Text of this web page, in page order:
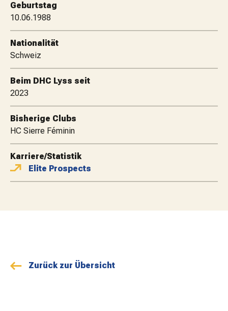
AKTUELLES
SPONSOREN
KONTAKT
Geburtstag
10.06.1988
Nationalität
Schweiz
Beim DHC Lyss seit
2023
Bisherige Clubs
HC Sierre Féminin
Karriere/Statistik
Elite Prospects
Zurück zur Übersicht